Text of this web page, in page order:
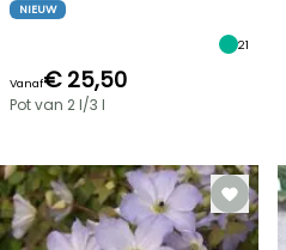
NIEUW
21
Vanaf€ 25,50
Pot van 2 l/3 l